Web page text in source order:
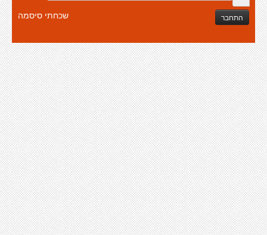
התחבר שכחתי סיסמה